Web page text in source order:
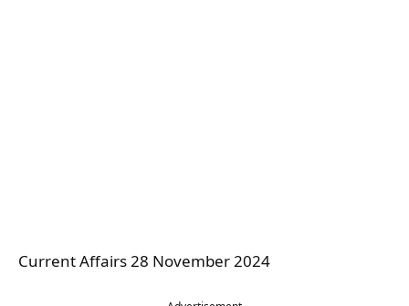
Current Affairs 28 November 2024